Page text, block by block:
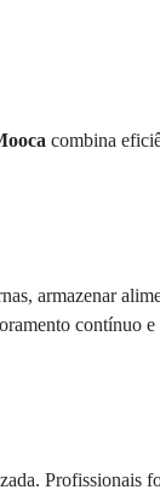
combina
armazenar
contínuo
Profissionais